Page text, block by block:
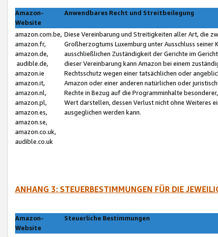
Amazon-
Website
Anwendbares Recht und Streitbeilegung
amazon.com.be,
amazon.fr,
amazon.de,
audible.de,
amazon.ie
amazon.it,
amazon.nl,
amazon.pl,
amazon.es,
amazon.se,
amazon.co.uk,
audible.co.uk
Diese Vereinbarung und Streitigkeiten aller Art, die
Großherzogtums Luxemburg unter Ausschluss
ausschließlichen Zuständigkeit der Gerichte im
dieser Vereinbarung kann Amazon bei einem
Rechtsschutz wegen einer tatsächlichen oder
Amazon oder einer anderen natürlichen oder
Rechte in Bezug auf die Programminhalte
Wert darstellen, dessen Verlust nicht ohne Weiteres
ausgeglichen werden kann.
ANHANG 3: STEUERBESTIMMUNGEN FÜR DIE
Amazon-
Website
Steuerliche Bestimmungen